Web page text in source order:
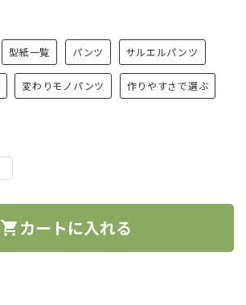
型紙一覧 パンツ サルエルパンツ
変わりモノパンツ 作りやすさで選ぶ
shopping_cart カートに入れる